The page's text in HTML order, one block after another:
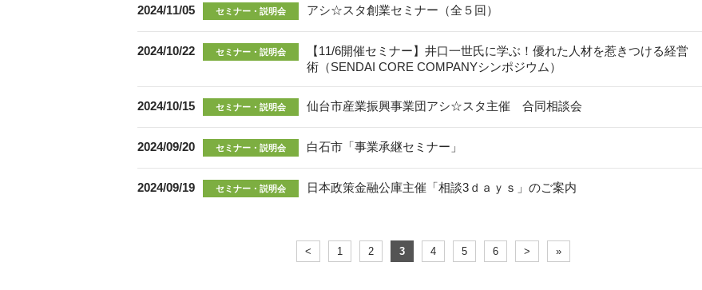
2024/11/05 セミナー・説明会 アシ☆スタ創業セミナー（全５回）
2024/10/22 セミナー・説明会
【11/6開催セミナー】井口一世氏に学ぶ！優れた人材を惹きつける経営
術（SENDAI CORE COMPANYシンポジウム）
2024/10/15 セミナー・説明会 仙台市産業振興事業団アシ☆スタ主催 合同相談会
2024/09/20 セミナー・説明会 白石市「事業承継セミナー」
2024/09/19 セミナー・説明会 日本政策金融公庫主催「相談3ｄａｙｓ」のご案内
< 1 2 3 4 5 6 > »